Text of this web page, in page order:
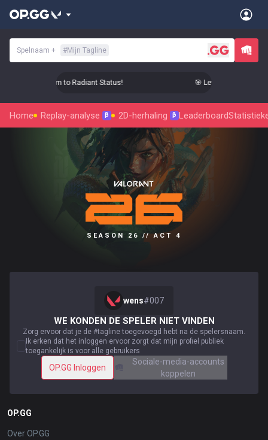
Spelnaam + #Mijn Tagline
Up Your Aim to Radiant Status! 🎯 Level Up Your Aim
Home Replay-analyse β 2D-herhaling β Leaderboard
SEASON 26 // ACT 4
wens#007
WE KONDEN DE SPELER NIET VINDEN
Zorg ervoor dat je de #tagline toegevoegd hebt na de spelersnaam.
Ik erken dat het inloggen ervoor zorgt dat mijn profiel publiek
toegankelijk is voor alle gebruikers
OP.GG Inloggen
Sociale-media-accounts
koppelen
OP.GG
Over OP.GG